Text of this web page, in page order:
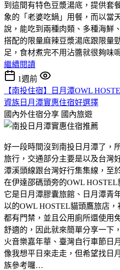
到這間有特色豆漿湯底，提供套
象的「老婆吃鍋」用餐，而以當
說，能吃到兩種肉類、多種海鮮
搭配的限量麻辣豆漿湯底跟限量
足，食材煮完不用沾醬就很夠味
繼續閱讀
1週前
【南投住宿】日月潭OWL
資族日月潭實惠住宿好選擇
國內外住宿分享 國內旅遊
好一段時間沒到南投日月潭了，
旅行，交通部分主要是以及台灣
潭溪頭線跟台灣好行集集線，至
在伊達邵碼頭旁的OWL
它是日月潭膠囊旅館、日月潭青
以的OWL HOSTEL貓頭鷹旅店
都有門禁，並且公用廁所還使用
舒適的，因此就來簡單分享一下
火音樂嘉年華、臺灣自行車節日
像我想平日來走走，但希望找日
族參考囉…